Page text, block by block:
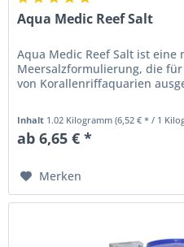
Aqua Medic Reef Salt
Aqua Medic Reef Salt ist eine
Meersalzformulierung, die
von Korallenriffaquarien
Inhalt 1.02 Kilogramm(6,52 € * / 1
ab 6,65 € *
Merken